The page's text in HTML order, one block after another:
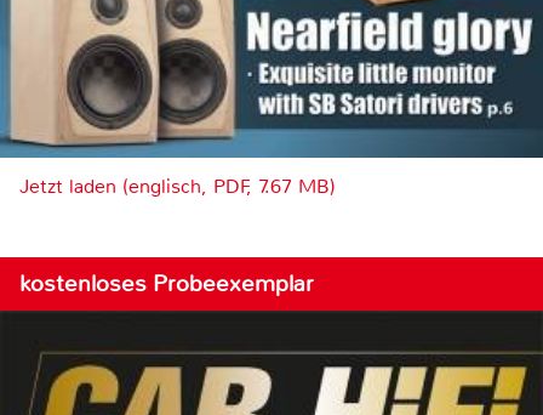
Jetzt laden (englisch, PDF, 7.67 MB)
kostenloses Probeexemplar